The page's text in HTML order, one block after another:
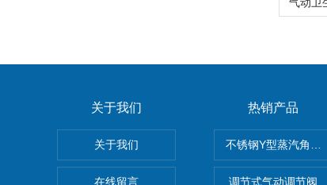
关于我们
关于我们
在线留言
热销产品
不锈钢Y型蒸汽角座阀
调节式气动调节阀